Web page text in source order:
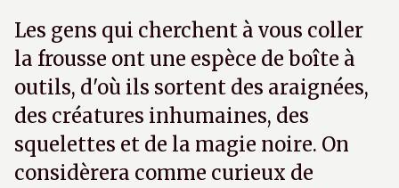
Les gens qui cherchent à vous coller
la frousse ont une espèce de boîte à
outils, d'où ils sortent des araignées,
des créatures inhumaines, des
squelettes et de la magie noire. On
considèrera comme curieux de